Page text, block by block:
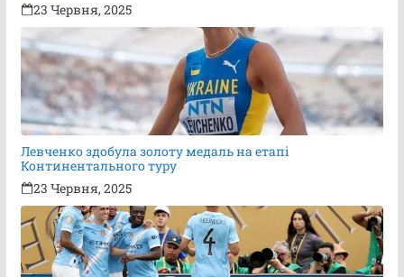
23 Червня, 2025
Левченко здобула золоту медаль на етапі
Континентального туру
23 Червня, 2025